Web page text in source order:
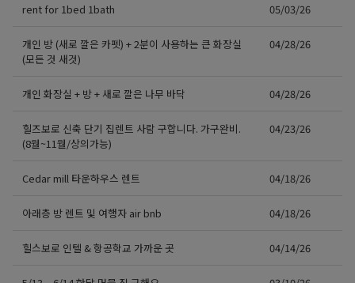
rent for 1bed 1bath 05/03/26
개인 방 (새로 깔은 카펫) + 2분이 사용하는 큰 화장실
(모든 것 새것)
04/28/26
개인 화장실 + 방 + 새로 깔은 나무 바닥 04/28/26
힐즈보로 신축 단기 집렌트 사람 구합니다. 가구완비.
(8월~11월/상의가능)
04/23/26
Cedar mill 타운하우스 렌트 04/18/26
아래층 방 렌트 및 여행자 air bnb 04/18/26
힐스보로 인텔 & 항공학교 가까운 곳 04/14/26